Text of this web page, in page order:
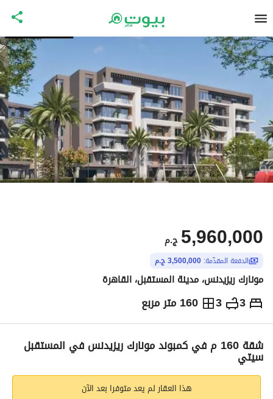
ج.م 5,960,000
الدفعة المقدّمة: 3,500,000 ج.م
مونارك ريزيدنس، مدينة المستقبل، القاهرة
3
3 160 متر مربع ج.م5,960,000
التفاصيل الاتجاهات والمؤشرات رهن عقاري
شقة 160 م في كمبوند مونارك ريزيدنس في المستقبل
سيتي
هذا العقار لم يعد متوفرا بعد الآن